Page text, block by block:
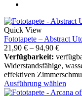
Quick View
Fototapete – Abstract
21,90 € – 94,90 €
Verfügbarkeit:
Widerstandsfähige,
effektiven
Ausführung wählen